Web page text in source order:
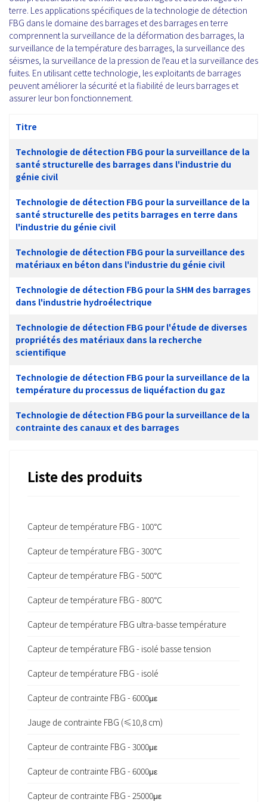
terre. Les applications spécifiques de la technologie de détection
FBG dans le domaine des barrages et des barrages en terre
comprennent la surveillance de la déformation des barrages, la
surveillance de la température des barrages, la surveillance des
séismes, la surveillance de la pression de l'eau et la surveillance des
fuites. En utilisant cette technologie, les exploitants de barrages
peuvent améliorer la sécurité et la fiabilité de leurs barrages et
assurer leur bon fonctionnement.
Titre
Technologie de détection FBG pour la surveillance de la
santé structurelle des barrages dans l'industrie du
génie civil
Technologie de détection FBG pour la surveillance de la
santé structurelle des petits barrages en terre dans
l'industrie du génie civil
Technologie de détection FBG pour la surveillance des
matériaux en béton dans l'industrie du génie civil
Technologie de détection FBG pour la SHM des barrages
dans l'industrie hydroélectrique
Technologie de détection FBG pour l'étude de diverses
propriétés des matériaux dans la recherche
scientifique
Technologie de détection FBG pour la surveillance de la
température du processus de liquéfaction du gaz
Technologie de détection FBG pour la surveillance de la
contrainte des canaux et des barrages
Liste des produits
Capteur de température FBG - 100℃
Capteur de température FBG - 300℃
Capteur de température FBG - 500℃
Capteur de température FBG - 800℃
Capteur de température FBG ultra-basse température
Capteur de température FBG - isolé basse tension
Capteur de température FBG - isolé
Capteur de contrainte FBG - 6000με
Jauge de contrainte FBG (≤10,8 cm)
Capteur de contrainte FBG - 3000με
Capteur de contrainte FBG - 6000με
Capteur de contrainte FBG - 25000με